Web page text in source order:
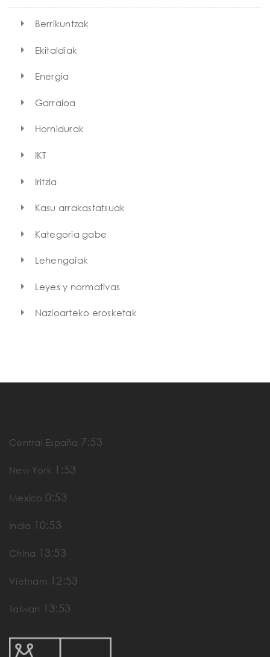
Berrikuntzak
Ekitaldiak
Energia
Garraioa
Hornidurak
IKT
Iritzia
Kasu arrakastatsuak
Kategoria gabe
Lehengaiak
Leyes y normativas
Nazioarteko erosketak
Central España 7:53
New York 1:53
Mexico 0:53
India 10:53
China 13:53
Vietnam 12:53
Taiwan 13:53